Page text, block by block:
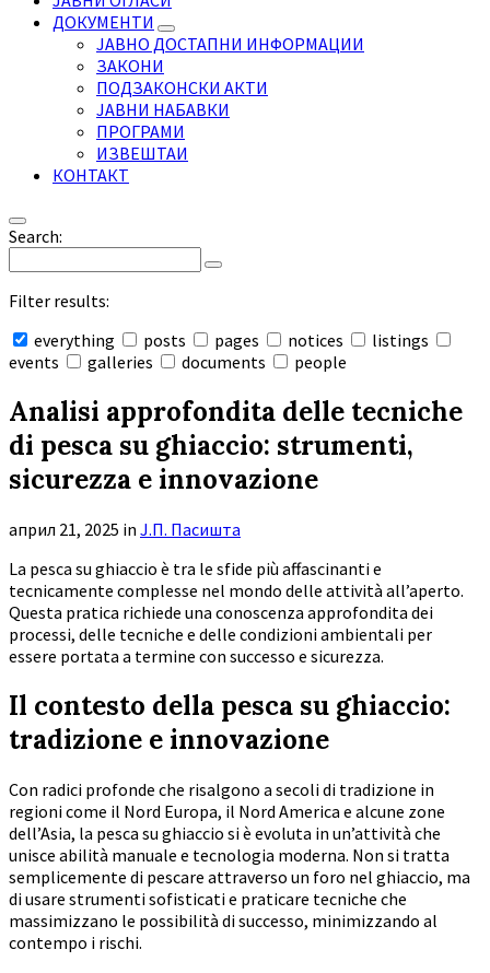
ДОКУМЕНТИ
ЈАВНО ДОСТАПНИ ИНФОРМАЦИИ
ЗАКОНИ
ПОДЗАКОНСКИ АКТИ
ЈАВНИ НАБАВКИ
ПРОГРАМИ
ИЗВЕШТАИ
КОНТАКТ
Search:
Filter results:
everything
posts pages notices
listings
events
galleries documents people
search
Analisi approfondita delle tecniche
di pesca su ghiaccio: strumenti,
sicurezza e innovazione
април 21, 2025 in Ј.П. Пасишта
La pesca su ghiaccio è tra le sfide più affascinanti e
tecnicamente complesse nel mondo delle attività all’aperto.
Questa pratica richiede una conoscenza approfondita dei
processi, delle tecniche e delle condizioni ambientali per
essere portata a termine con successo e sicurezza.
Il contesto della pesca su ghiaccio:
tradizione e innovazione
Con radici profonde che risalgono a secoli di tradizione in
regioni come il Nord Europa, il Nord America e alcune zone
dell’Asia, la pesca su ghiaccio si è evoluta in un’attività che
unisce abilità manuale e tecnologia moderna. Non si tratta
semplicemente di pescare attraverso un foro nel ghiaccio, ma
di usare strumenti sofisticati e praticare tecniche che
massimizzano le possibilità di successo, minimizzando al
contempo i rischi.